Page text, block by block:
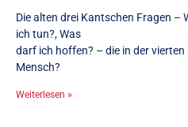
Die alten drei Kantschen Fragen –
ich tun?, Was
darf ich hoffen? – die in der
Mensch?
Weiterlesen »